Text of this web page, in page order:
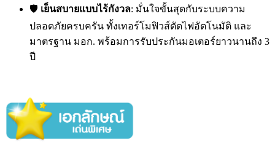
🛡️ เย็นสบายแบบไร้กังวล: มั่นใจขั้นสุดกับระบบความ
ปลอดภัยครบครัน ทั้งเทอร์โมฟิวส์ตัดไฟอัตโนมัติ และ
มาตรฐาน มอก. พร้อมการรับประกันมอเตอร์ยาวนานถึง 3
ปี